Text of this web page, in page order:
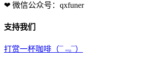
❤ 微信公众号：qxfuner
支持我们
打赏一杯咖啡 （¯﹃¯）